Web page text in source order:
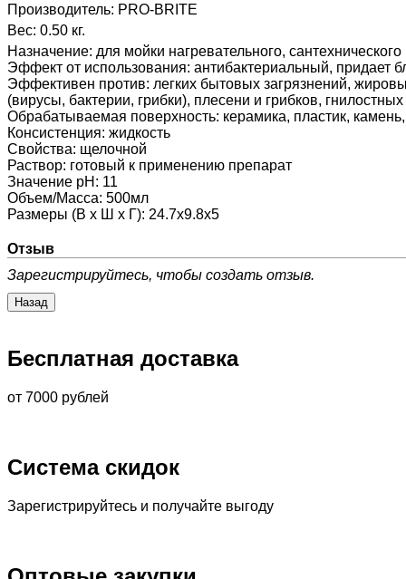
Производитель: PRO-BRITE
Вес: 0.50 кг.
Назначение: для мойки нагревательного,
Эффект от использования: антибактериальный, придает
Эффективен против: легких бытовых загрязнений,
(вирусы, бактерии, грибки), плесени и грибков,
Обрабатываемая поверхность: керамика, пластик,
Консистенция: жидкость
Свойства: щелочной
Раствор: готовый к применению препарат
Значение pH : 11
Объем/Масса: 500мл
Размеры (В х Ш х Г): 24.7х9.8х5
Отзыв
Зарегистрируйтесь, чтобы создать отзыв.
Бесплатная доставка
от 7000 рублей
Система скидок
Зарегистрируйтесь и получайте выгоду